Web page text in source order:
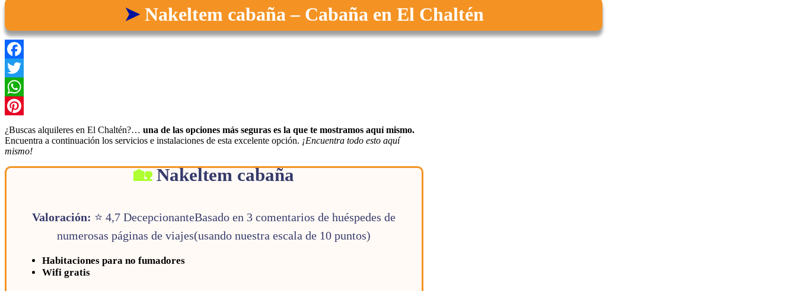
Nakeltem cabaña – Cabaña en El Chaltén
Facebook
Twitter
WhatsApp
Pinterest
¿Buscas alquileres en El Chaltén?… una de las opciones más seguras es la que te mostramos aquí mismo.
Encuentra a continuación los servicios e instalaciones de esta excelente opción. ¡Encuentra todo esto aquí
mismo!
Nakeltem cabaña
Valoración: ⭐ 4,7 DecepcionanteBasado en 3 comentarios de huéspedes de
numerosas páginas de viajes(usando nuestra escala de 10 puntos)
Habitaciones para no fumadores
Wifi gratis